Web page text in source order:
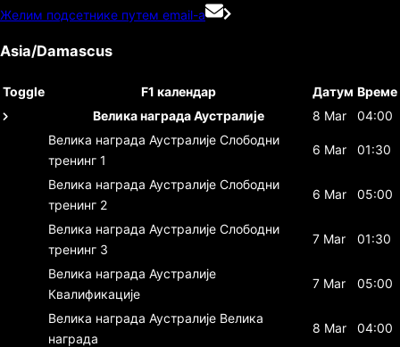
Желим подсетнике путем email-а
Asia/Damascus
Toggle F1 календар Датум Време
Велика награда Аустралије
8 Mar
04:00
Велика награда Аустралије Слободни
тренинг 1
6 Mar 01:30
Велика награда Аустралије Слободни
тренинг 2
6 Mar 05:00
Велика награда Аустралије Слободни
тренинг 3
7 Mar 01:30
Велика награда Аустралије
Квалификације
7 Mar 05:00
Велика награда Аустралије Велика
награда
8 Mar 04:00